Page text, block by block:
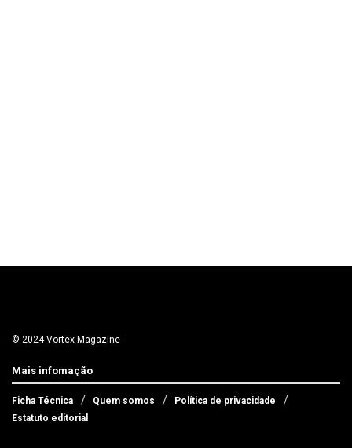
© 2024 Vortex Magazine
Mais infomação
Ficha Técnica Quem somos
Política de privacidade
Estatuto editorial